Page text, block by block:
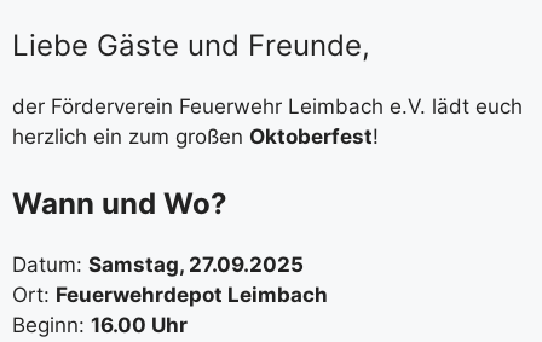
Liebe Gäste und Freunde,
der Förderverein Feuerwehr Leimbach e.V. lädt euch
herzlich ein zum großen Oktoberfest!
Wann und Wo?
Datum: Samstag, 27.09.2025
Ort: Feuerwehrdepot Leimbach
Beginn: 16.00 Uhr